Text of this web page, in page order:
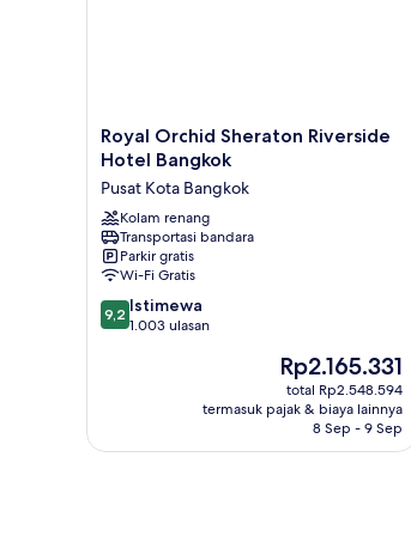
Royal
Orchid
Riverside
Hotel
Bangkok
Pusat
Kota
Bangkok
Royal Orchid Sheraton Riverside
Hotel Bangkok
Pusat Kota Bangkok
Kolam renang
Transportasi bandara
Parkir gratis
Wi-Fi Gratis
9.2
dari
9,2 Istimewa
1.003 ulasan
Harga
sekarang
Rp2.165.331
Rp2.165.331
total Rp2.548.594
termasuk pajak & biaya lainnya
8 Sep - 9 Sep